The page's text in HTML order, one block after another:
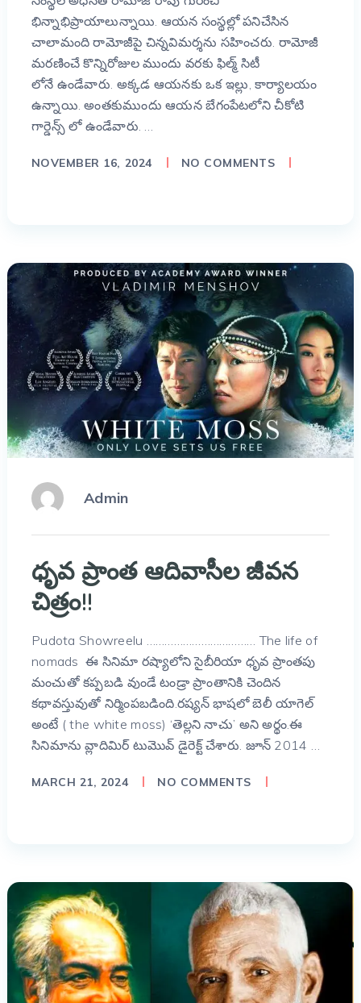
భిన్నాభిప్రాయాలున్నాయి. ఆయన సంస్థల్లో పనిచేసిన
చాలామంది రామోజీపై చిన్నవిమర్శను సహించరు. రామోజీ
మరణించే కొన్నిరోజుల ముందు వరకు ఫిల్మ్ సిటీ
లోనే ఉండేవారు. అక్కడ ఆయనకు ఒక ఇల్లు, కార్యాలయం
ఉన్నాయి. అంతకుముందు ఆయన బేగంపేటలోని చీకోటి
గార్డెన్స్ లో ఉండేవారు. …
NOVEMBER 16, 2024 NO COMMENTS
Admin
ధృవ ప్రాంత ఆదివాసీల జీవన
చిత్రం!!
Pudota Showreelu ……………………………… The life of
nomads ఈ సినిమా రష్యాలోని సైబీరియా ధృవ ప్రాంతపు
మంచుతో కప్పబడి వుండే టండ్రా ప్రాంతానికి చెందిన
కథావస్తువుతో నిర్మింపబడింది.రష్యన్ భాషలో బెలీ యాగెల్
అంటే ( the white moss) ‘తెల్లని నాచు’ అని అర్థం.ఈ
సినిమాను వ్లాదిమిర్ టుమొవ్ డైరెక్ట్ చేశారు. జూన్ 2014 …
MARCH 21, 2024 NO COMMENTS